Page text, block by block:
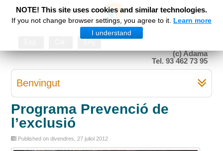
(c) Adama
Tel. 93 462 73 95
NOTE! This site uses cookies and similar technologies.
If you not change browser settings, you agree to it. Learn more
I understand
Benvingut
Programa Prevenció de
l’exclusió
Published on divendres, 27 juliol 2012